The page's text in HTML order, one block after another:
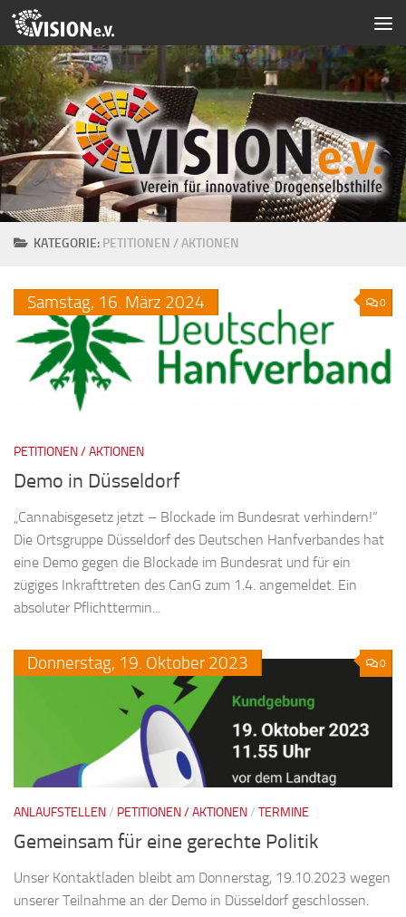
Zum Inhalt springen
KATEGORIE: PETITIONEN / AKTIONEN
0
Samstag, 16. März 2024
PETITIONEN / AKTIONEN
Demo in Düsseldorf
„Cannabisgesetz jetzt – Blockade im Bundesrat verhindern!“
Die Ortsgruppe Düsseldorf des Deutschen Hanfverbandes hat
eine Demo gegen die Blockade im Bundesrat und für ein
zügiges Inkrafttreten des CanG zum 1.4. angemeldet. Ein
absoluter Pflichttermin...
0
Donnerstag, 19. Oktober 2023
ANLAUFSTELLEN/ PETITIONEN / AKTIONEN/ TERMINE
Gemeinsam für eine gerechte Politik
Unser Kontaktladen bleibt am Donnerstag, 19.10.2023 wegen
unserer Teilnahme an der Demo in Düsseldorf geschlossen.